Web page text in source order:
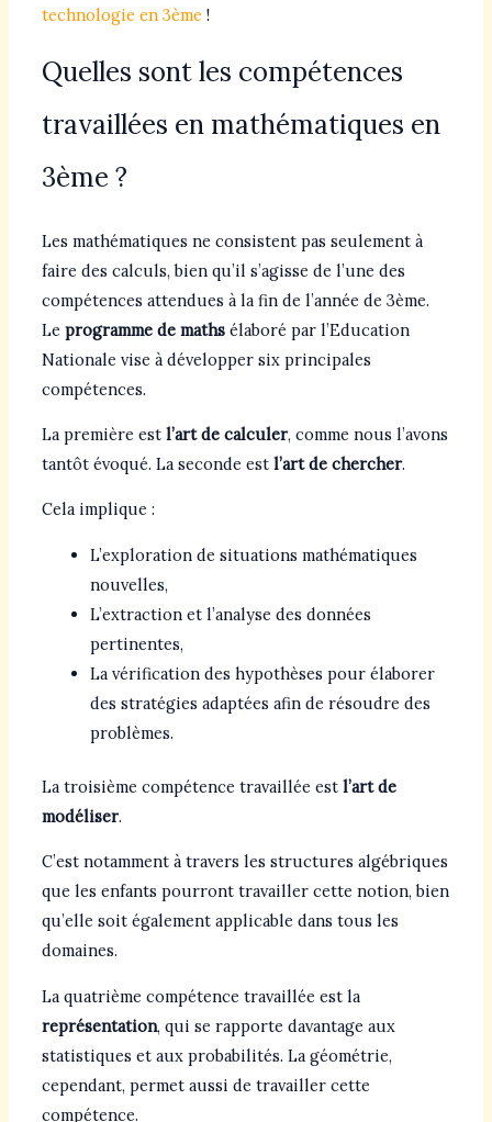
technologie en 3ème !
Quelles sont les compétences
travaillées en mathématiques en
3ème ?
Les mathématiques ne consistent pas seulement à
faire des calculs, bien qu’il s’agisse de l’une des
compétences attendues à la fin de l’année de 3ème.
Le programme de mathsélaboré par l’Education
Nationale vise à développer six principales
compétences.
La première est l’art de calculer, comme nous l’avons
tantôt évoqué. La seconde est l’art de chercher.
Cela implique :
L’exploration de situations mathématiques
nouvelles,
L’extraction et l’analyse des données
pertinentes,
La vérification des hypothèses pour élaborer
des stratégies adaptées afin de résoudre des
problèmes.
La troisième compétence travaillée est l’art de
modéliser.
C’est notamment à travers les structures algébriques
que les enfants pourront travailler cette notion, bien
qu’elle soit également applicable dans tous les
domaines.
La quatrième compétence travaillée est la
représentation, qui se rapporte davantage aux
statistiques et aux probabilités. La géométrie,
cependant, permet aussi de travailler cette
compétence.